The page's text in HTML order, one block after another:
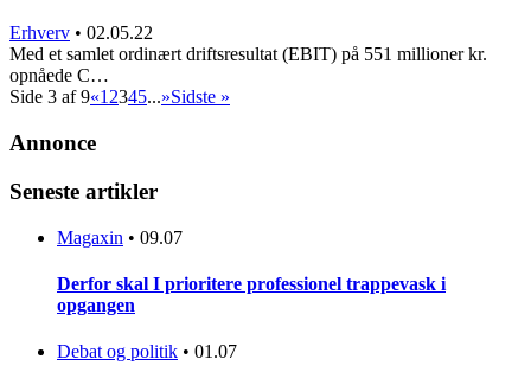
Erhverv • 02.05.22
Med et samlet ordinært driftsresultat (EBIT) på 551 millioner kr.
opnåede C…
Side 3 af 9«1 2345...»Sidste »
Annonce
Seneste artikler
Magaxin • 09.07
Derfor skal I prioritere professionel trappevask i
opgangen
Debat og politik • 01.07